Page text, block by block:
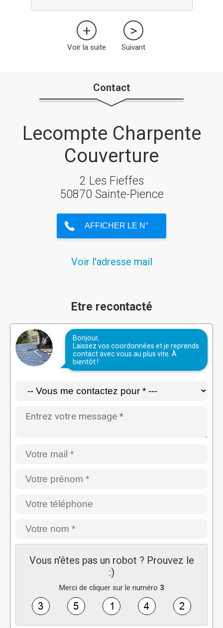
Voir la suite Suivant
Contact
Lecompte Charpente
Couverture
2 Les Fieffes
50870 Sainte-Pience
Voir l'adresse mail
Etre recontacté
Bonjour,
Laissez vos coordonnées et je reprends
contact avec vous au plus vite. À
bientôt !
Vous n'êtes pas un robot ? Prouvez le
:)
Merci de cliquer sur le numéro 3